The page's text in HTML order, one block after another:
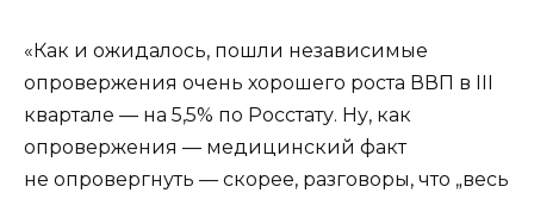
«Как и ожидалось, пошли независимые
опровержения очень хорошего роста ВВП в III
квартале — на 5,5% по Росстату. Ну, как
опровержения — медицинский факт
не опровергнуть — скорее, разговоры, что „весь